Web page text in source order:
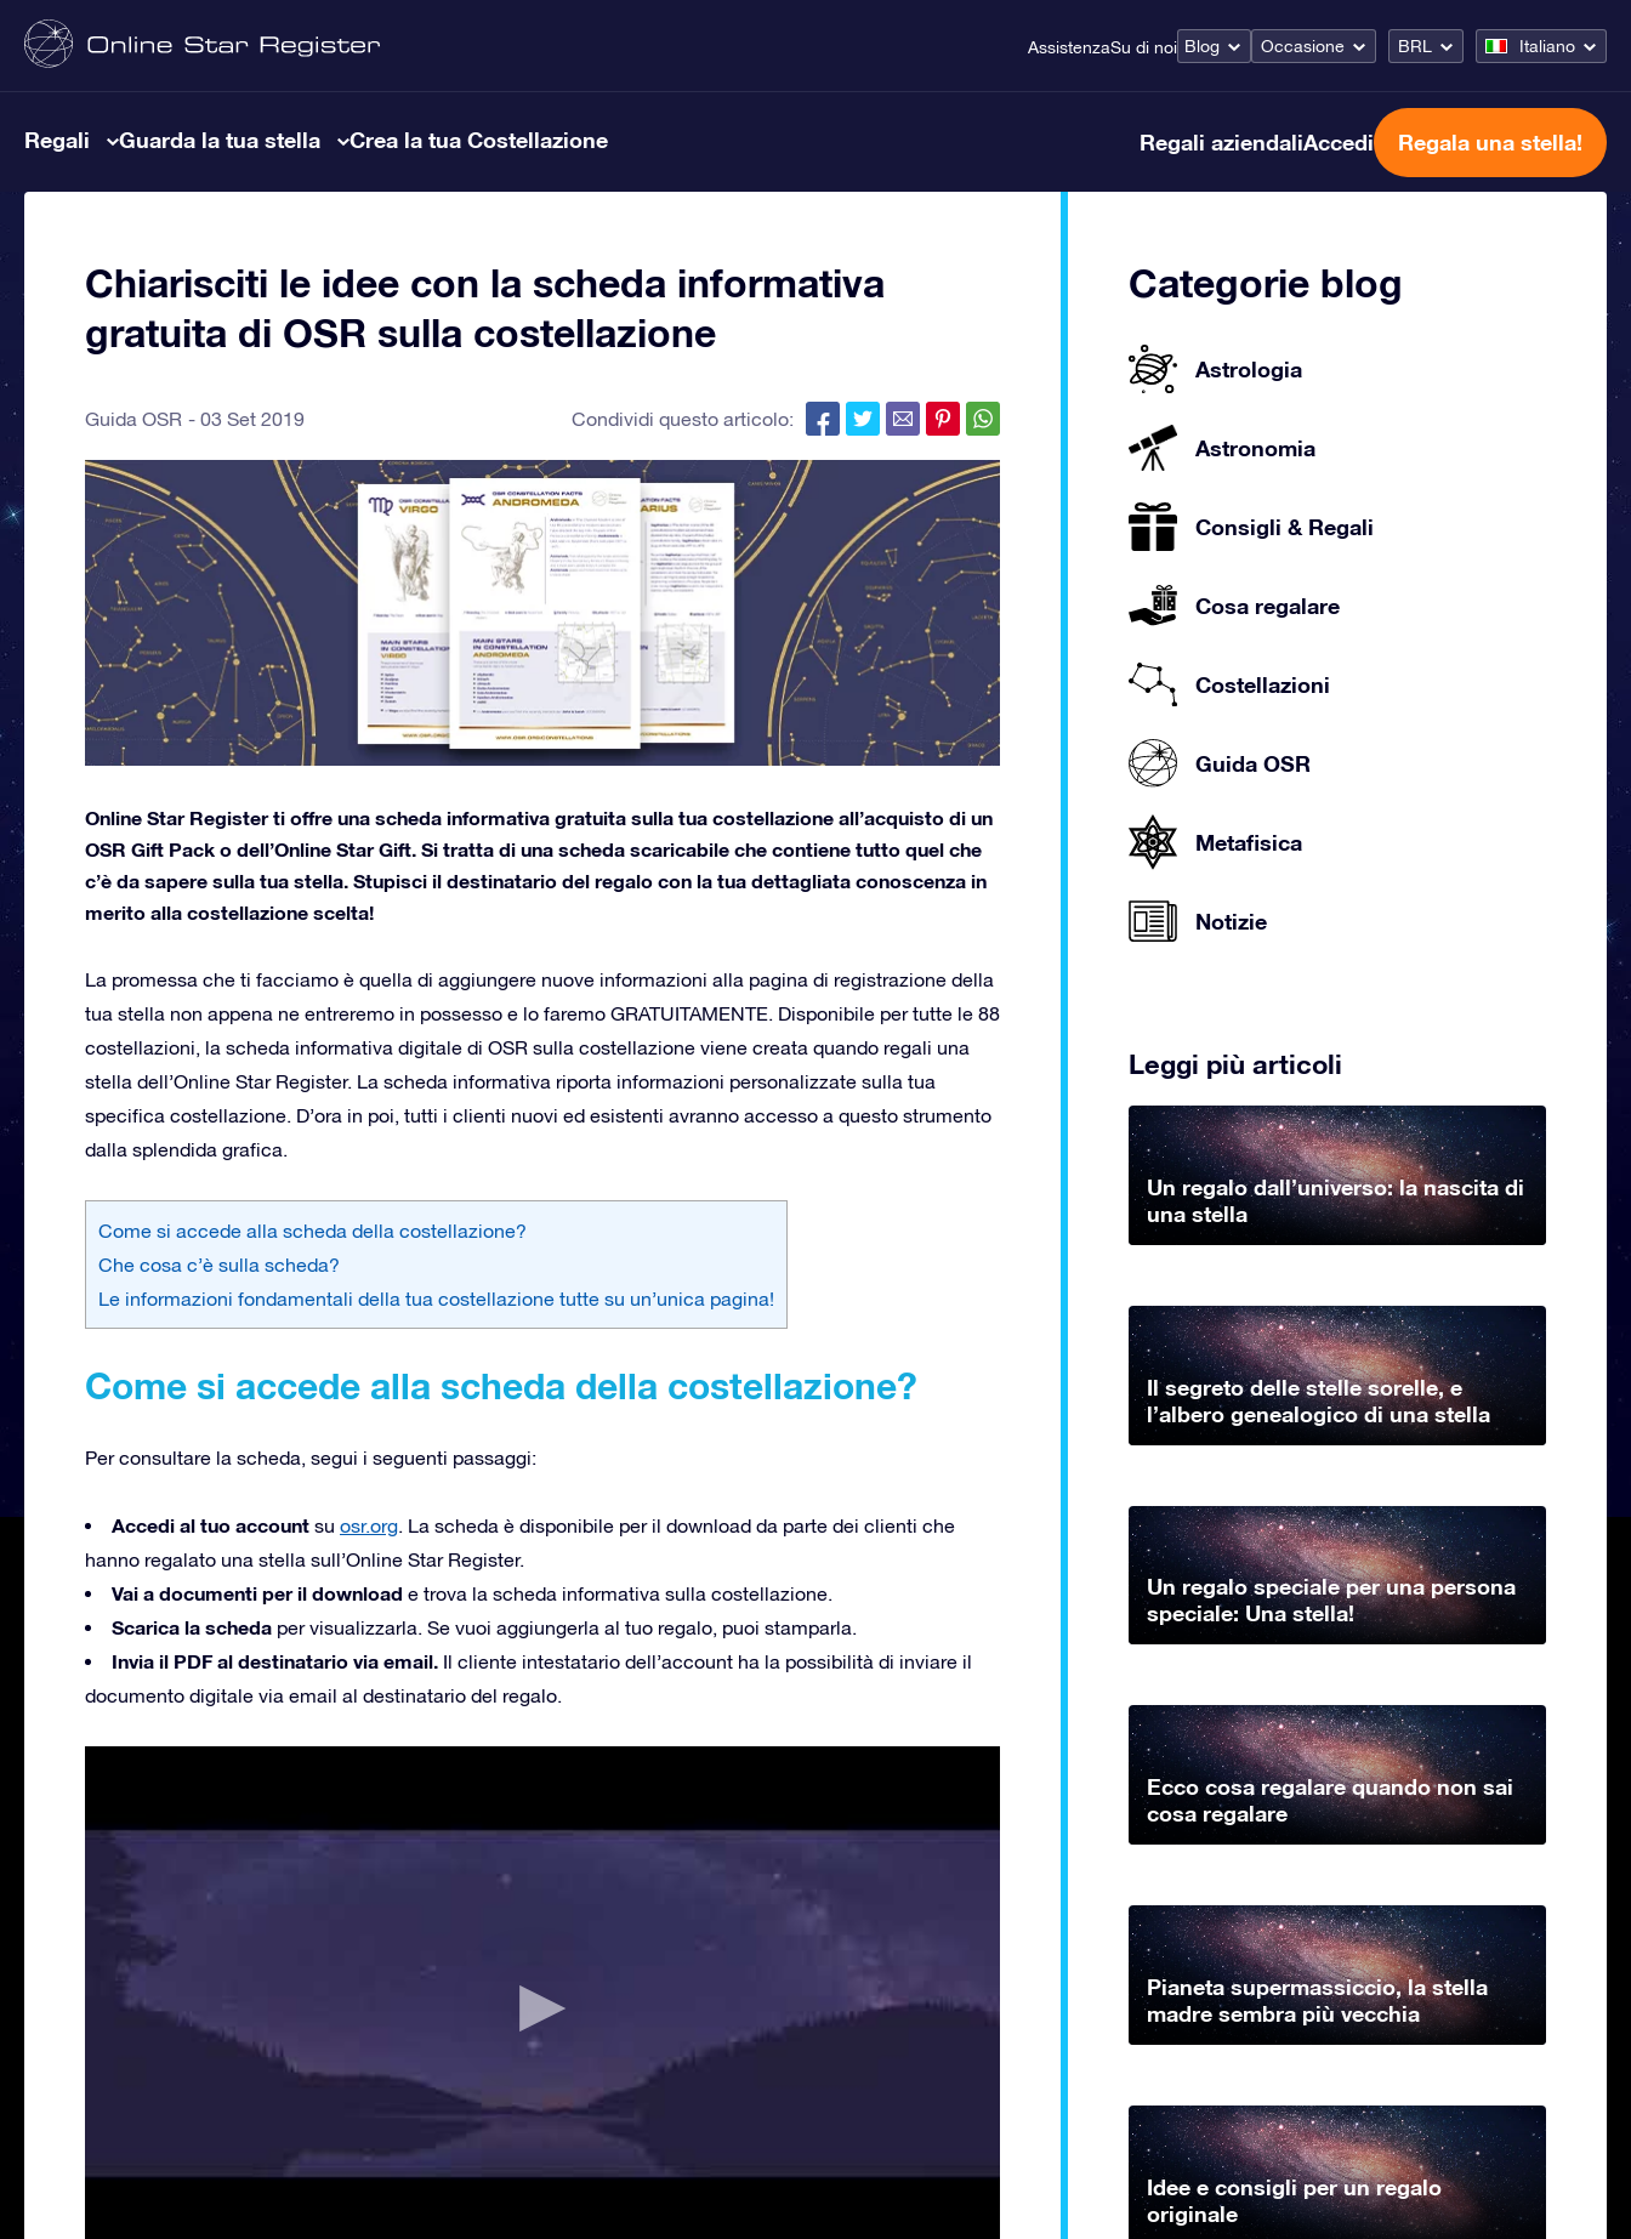
AssistenzaSu di noi Blog Occasione BRL Italiano
Regali Guarda la tua stella Crea la tua Costellazione Regali aziendaliAccedi Regala una stella!
Chiarisciti le idee con la scheda informativa
gratuita di OSR sulla costellazione
Guida OSR 03 Set 2019 Condividi questo articolo:
Online Star Register ti offre una scheda informativa gratuita sulla tua costellazione all’acquisto di un
OSR Gift Pack o dell’Online Star Gift. Si tratta di una scheda scaricabile che contiene tutto quel che
c’è da sapere sulla tua stella. Stupisci il destinatario del regalo con la tua dettagliata conoscenza in
merito alla costellazione scelta!
La promessa che ti facciamo è quella di aggiungere nuove informazioni alla pagina di registrazione della
tua stella non appena ne entreremo in possesso e lo faremo GRATUITAMENTE. Disponibile per tutte le 88
costellazioni, la scheda informativa digitale di OSR sulla costellazione viene creata quando regali una
stella dell’Online Star Register. La scheda informativa riporta informazioni personalizzate sulla tua
specifica costellazione. D’ora in poi, tutti i clienti nuovi ed esistenti avranno accesso a questo strumento
dalla splendida grafica.
Come si accede alla scheda della costellazione?
Che cosa c’è sulla scheda?
Le informazioni fondamentali della tua costellazione tutte su un’unica pagina!
Come si accede alla scheda della costellazione?
Per consultare la scheda, segui i seguenti passaggi:
Accedi al tuo account su osr.org. La scheda è disponibile per il download da parte dei clienti che
hanno regalato una stella sull’Online Star Register.
Vai a documenti per il download e trova la scheda informativa sulla costellazione.
Scarica la scheda per visualizzarla. Se vuoi aggiungerla al tuo regalo, puoi stamparla.
Invia il PDF al destinatario via email. Il cliente intestatario dell’account ha la possibilità di inviare il
documento digitale via email al destinatario del regalo.
Categorie blog
Astrologia
Astronomia
Consigli & Regali
Cosa regalare
Costellazioni
Guida OSR
Metafisica
Notizie
Leggi più articoli
Un regalo dall’universo: la nascita di
una stella
Il segreto delle stelle sorelle, e
l’albero genealogico di una stella
Un regalo speciale per una persona
speciale: Una stella!
Ecco cosa regalare quando non sai
cosa regalare
Pianeta supermassiccio, la stella
madre sembra più vecchia
Idee e consigli per un regalo
originale